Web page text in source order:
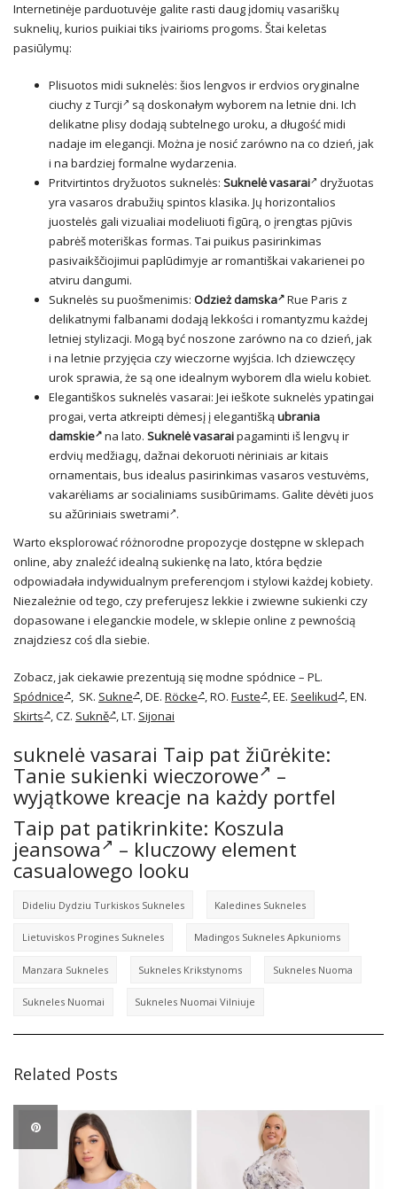
Internetinėje parduotuvėje galite rasti daug įdomių vasariškų
suknelių, kurios puikiai tiks įvairioms progoms. Štai keletas
pasiūlymų:
Plisuotos midi suknelės: šios lengvos ir erdvios oryginalne
ciuchy z Turcji
są doskonałym wyborem na letnie dni. Ich
delikatne plisy dodają subtelnego uroku, a długość midi
nadaje im elegancji. Można je nosić zarówno na co dzień, jak
i na bardziej formalne wydarzenia.
Pritvirtintos dryžuotos suknelės: Suknelė vasarai
dryžuotas
yra vasaros drabužių spintos klasika. Jų horizontalios
juostelės gali vizualiai modeliuoti figūrą, o įrengtas pjūvis
pabrėš moteriškas formas. Tai puikus pasirinkimas
pasivaikščiojimui paplūdimyje ar romantiškai vakarienei po
atviru dangumi.
Suknelės su puošmenimis: Odzież damska
Rue Paris z
delikatnymi falbanami dodają lekkości i romantyzmu każdej
letniej stylizacji. Mogą być noszone zarówno na co dzień, jak
i na letnie przyjęcia czy wieczorne wyjścia. Ich dziewczęcy
urok sprawia, że są one idealnym wyborem dla wielu kobiet.
Elegantiškos suknelės vasarai: Jei ieškote suknelės ypatingai
progai, verta atkreipti dėmesį į elegantiškąubrania
damskie
na lato. Suknelė vasaraipagaminti iš lengvų ir
erdvių medžiagų, dažnai dekoruoti nėriniais ar kitais
ornamentais, bus idealus pasirinkimas vasaros vestuvėms,
vakarėliams ar socialiniams susibūrimams. Galite dėvėti juos
su ažūriniais swetrami .
Warto eksplorować różnorodne propozycje dostępne w sklepach
online, aby znaleźć idealną sukienkę na lato, która będzie
odpowiadała indywidualnym preferencjom i stylowi każdej kobiety.
Niezależnie od tego, czy preferujesz lekkie i zwiewne sukienki czy
dopasowane i eleganckie modele, w sklepie online z pewnością
znajdziesz coś dla siebie.
Zobacz, jak ciekawie prezentują się modne spódnice – PL.
Spódnice , SK. Sukne , DE. Röcke , RO. Fuste , EE. Seelikud , EN.
Skirts , CZ. Sukně , LT. Sijonai
suknelė vasarai Taip pat žiūrėkite:
Tanie sukienki wieczorowe
–
wyjątkowe kreacje na każdy portfel
Taip pat patikrinkite: Koszula
jeansowa
– kluczowy element
casualowego looku
Dideliu Dydziu Turkiskos Sukneles Kaledines Sukneles
Lietuviskos Progines Sukneles Madingos Sukneles Apkunioms
Manzara Sukneles Sukneles Krikstynoms Sukneles Nuoma
Sukneles Nuomai Sukneles Nuomai Vilniuje
Related Posts